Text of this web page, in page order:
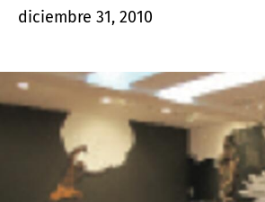
diciembre 31, 2010